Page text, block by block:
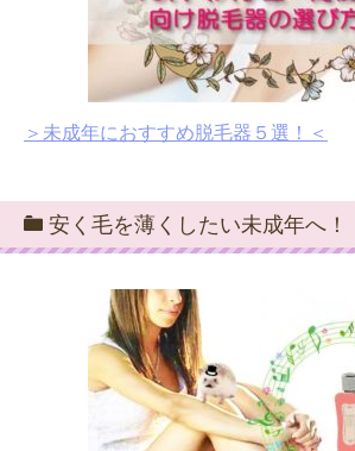
＞未成年におすすめ脱毛器５選！＜
安く毛を薄くしたい未成年へ！